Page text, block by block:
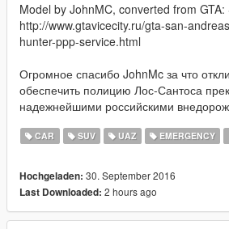
Model by JohnMC, converted from GTA:
http://www.gtavicecity.ru/gta-san-
hunter-ppp-service.html
Огромное спасибо JohnMc за что
обеспечить полицию Лос-Сантоса
надежнейшими российскими
CAR SUV UAZ EMERGENCY
Hochgeladen: 30. September 2016
Last Downloaded: 2 hours ago